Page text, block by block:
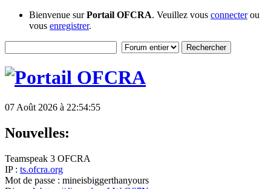
Bienvenue surPortail OFCRA. Veuillez vous connecterou
vous enregistrer.
07 Août 2026 à 22:54:55
Nouvelles:
Teamspeak 3 OFCRA
IP : ts.ofcra.org
Mot de passe : mineisbiggerthanyours